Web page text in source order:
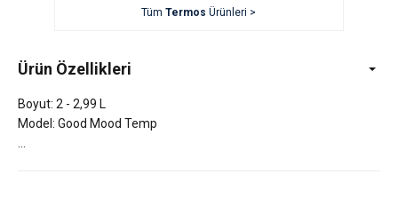
TümTermos Ürünleri >
Ürün Özellikleri
Boyut: 2 - 2,99 L
Model: Good Mood Temp